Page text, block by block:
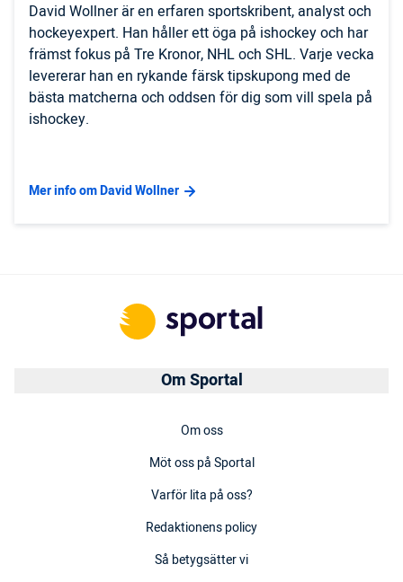
David Wollner är en erfaren sportskribent, analyst och
hockeyexpert. Han håller ett öga på ishockey och har
främst fokus på Tre Kronor, NHL och SHL. Varje vecka
levererar han en rykande färsk tipskupong med de
bästa matcherna och oddsen för dig som vill spela på
ishockey.
Mer info om David Wollner
Om Sportal
Om oss
Möt oss på Sportal
Varför lita på oss?
Redaktionens policy
Så betygsätter vi